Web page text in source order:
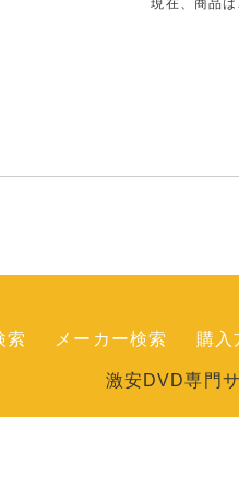
索 メーカー検索 購入
激安DVD専門